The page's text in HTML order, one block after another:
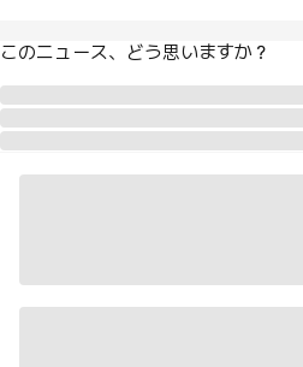
このニュース、どう思いますか？